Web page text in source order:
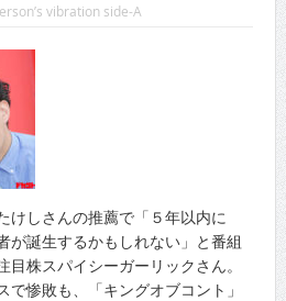
vibration side-A
けしさんの推薦で「５年以内に
が誕生するかもしれない」と番組
株スパイシーガーリックさん。
で惨敗も、「キングオブコント」